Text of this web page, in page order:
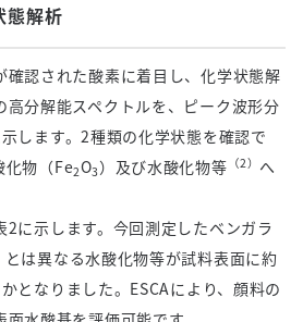
態解析
認された酸素に着目し、化学状態解
高分解能スペクトルを、ピーク波形分
します。2種類の化学状態を確認で
化物（Fe2O3）及び水酸化物等 （2） へ
2に示します。今回測定したベンガラ
とは異なる水酸化物等が試料表面に約
となりました。 ESCAにより、顔料の